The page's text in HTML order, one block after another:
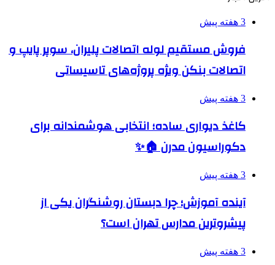
3 هفته پیش
فروش مستقیم لوله اتصالات پلیران، سوپر پایپ و
اتصالات بنکن ویژه پروژه‌های تاسیساتی
3 هفته پیش
کاغذ دیواری ساده؛ انتخابی هوشمندانه برای
دکوراسیون مدرن 🏠✨
3 هفته پیش
آینده آموزش؛ چرا دبستان روشنگران یکی از
پیشروترین مدارس تهران است؟
3 هفته پیش